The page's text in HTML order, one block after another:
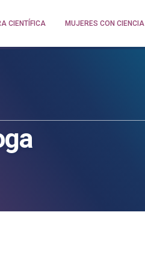
CIENTÍFICA MUJERES CON CIENCIA